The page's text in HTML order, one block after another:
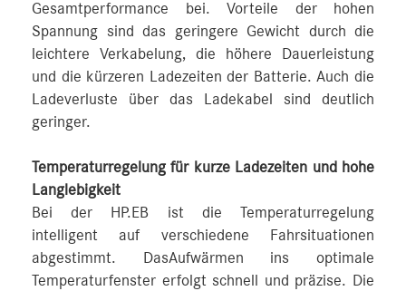
Gesamtperformance bei. Vorteile der hohen
Spannung sind das geringere Gewicht durch die
leichtere Verkabelung, die höhere Dauerleistung
und die kürzeren Ladezeiten der Batterie. Auch die
Ladeverluste über das Ladekabel sind deutlich
geringer.
Temperaturregelung für kurze Ladezeiten und hohe
Langlebigkeit
Bei der HP.EB ist die Temperaturregelung
intelligent auf verschiedene Fahrsituationen
abgestimmt. DasAufwärmen ins optimale
Temperaturfenster erfolgt schnell und präzise. Die